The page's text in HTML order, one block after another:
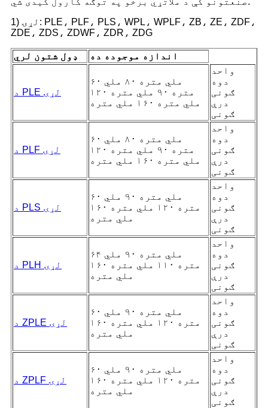
1) لړۍ: PLE، PLF، PLS، WPL، WPLF، ZB، ZE، ZDF،
ZDE، ZDS، ZDWF، ZDR، ZDG
ډول شتون لري اندازه موجوده ده
د PLE لړۍ
۶۰ ملي متره ۸۰ ملي
متره ۹۰ ملي متره ۱۲۰
ملي متره ۱۶۰ ملي متره
واحد
دوه
ګونی
درې
ګونی
د PLF لړۍ
۶۰ ملي متره ۸۰ ملي
متره ۹۰ ملي متره ۱۲۰
ملي متره ۱۶۰ ملي متره
واحد
دوه
ګونی
درې
ګونی
د PLS لړۍ
۶۰ ملي متره ۹۰ ملي
متره ۱۲۰ ملي متره ۱۶۰
ملي متره
واحد
دوه
ګونی
درې
ګونی
د PLH لړۍ
۶۴ ملي متره ۹۰ ملي
متره ۱۱۰ ملي متره ۱۶۰
ملي متره
واحد
دوه
ګونی
درې
ګونی
د ZPLE لړۍ
۶۰ ملي متره ۹۰ ملي
متره ۱۲۰ ملي متره ۱۶۰
ملي متره
واحد
دوه
ګونی
درې
ګونی
د ZPLF لړۍ
۶۰ ملي متره ۹۰ ملي
متره ۱۲۰ ملي متره ۱۶۰
ملي متره
واحد
دوه
ګونی
درې
ګونی